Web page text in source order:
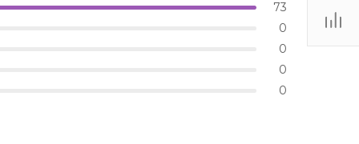
73
0
0
0
0